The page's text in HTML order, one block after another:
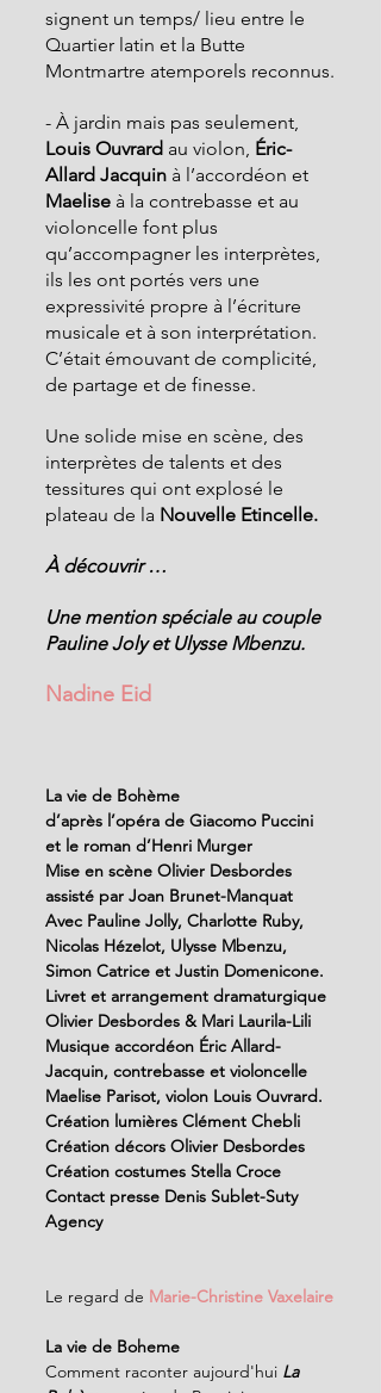
signent un temps/ lieu entre le
Quartier latin et la Butte
Montmartre atemporels reconnus.
- À jardin mais pas seulement,
Louis Ouvrard au violon, Éric-
Allard Jacquin à l’accordéon et
Maelise à la contrebasse et au
violoncelle font plus
qu’accompagner les interprètes,
ils les ont portés vers une
expressivité propre à l’écriture
musicale et à son interprétation.
C’était émouvant de complicité,
de partage et de finesse.
Une solide mise en scène, des
interprètes de talents et des
tessitures qui ont explosé le
plateau de la Nouvelle Etincelle.
À découvrir …
Une mention spéciale au couple
Pauline Joly et Ulysse Mbenzu.
Nadine Eid
La vie de Bohème
d’après l’opéra de Giacomo Puccini
et le roman d’Henri Murger
Mise en scène Olivier Desbordes
assisté par Joan Brunet-Manquat
Avec Pauline Jolly, Charlotte Ruby,
Nicolas Hézelot, Ulysse Mbenzu,
Simon Catrice et Justin Domenicone.
Livret et arrangement dramaturgique
Olivier Desbordes & Mari Laurila-Lili
Musique accordéon Éric Allard-
Jacquin, contrebasse et violoncelle
Maelise Parisot, violon Louis Ouvrard.
Création lumières Clément Chebli
Création décors Olivier Desbordes
Création costumes Stella Croce
Contact presse Denis Sublet-Suty
Agency
Le regard de Marie-Christine Vaxelaire
La vie de Boheme
Comment raconter aujourd'hui La